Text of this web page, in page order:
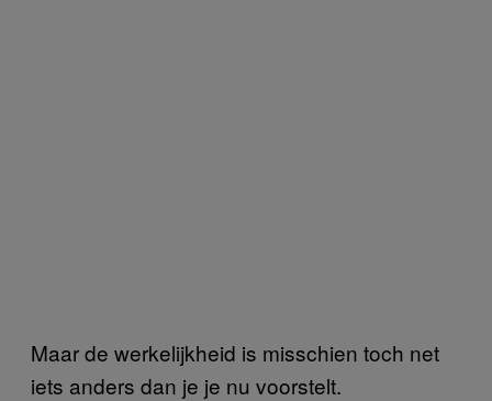
Maar de werkelijkheid is misschien toch net
iets anders dan je je nu voorstelt.